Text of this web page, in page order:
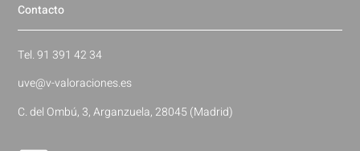
Contacto
Tel. 91 391 42 34
uve@v-valoraciones.es
C. del Ombú, 3, Arganzuela, 28045 (Madrid)